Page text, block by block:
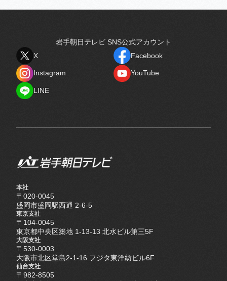
岩手朝日テレビ SNS公式アカウント
X
Facebook
Instagram
YouTube
LINE
本社
〒020-0045
盛岡市盛岡駅西通 2-6-5
東京支社
〒104-0045
東京都中央区築地 1-13-13 北水ビル第三5F
大阪支社
〒530-0003
大阪市北区堂島2-1-16 フジタ東洋紡ビル6F
仙台支社
〒982-8505